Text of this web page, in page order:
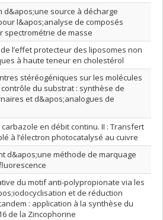
d&apos;une source à décharge
l&apos;analyse de composés
spectrométrie de masse
l’effet protecteur des liposomes non
à haute teneur en cholestérol
stéréogéniques sur les molécules
du substrat : synthèse de
et d&apos;analogues de
en débit continu. II : Transfert
à l’électron photocatalysé au cuivre
d&apos;une méthode de marquage
du motif anti-polypropionate via les
et de réduction
: application à la synthèse du
de la Zincophorine